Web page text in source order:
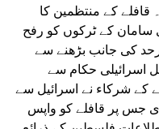
قافلے کے منتظمین کا
سامان کے ٹرکوں کو رفح
کی جانب بڑھنے سے
اسرائیلی حکام سے
کے شرکاء نے اسرائیل سے
جس پر قافلے کو واپس